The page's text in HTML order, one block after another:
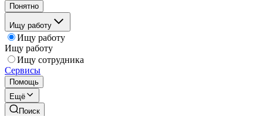
Понятно
Ищу работу
Ищу работу
Ищу работу
Ищу сотрудника
Сервисы
Помощь
Ещё
Поиск